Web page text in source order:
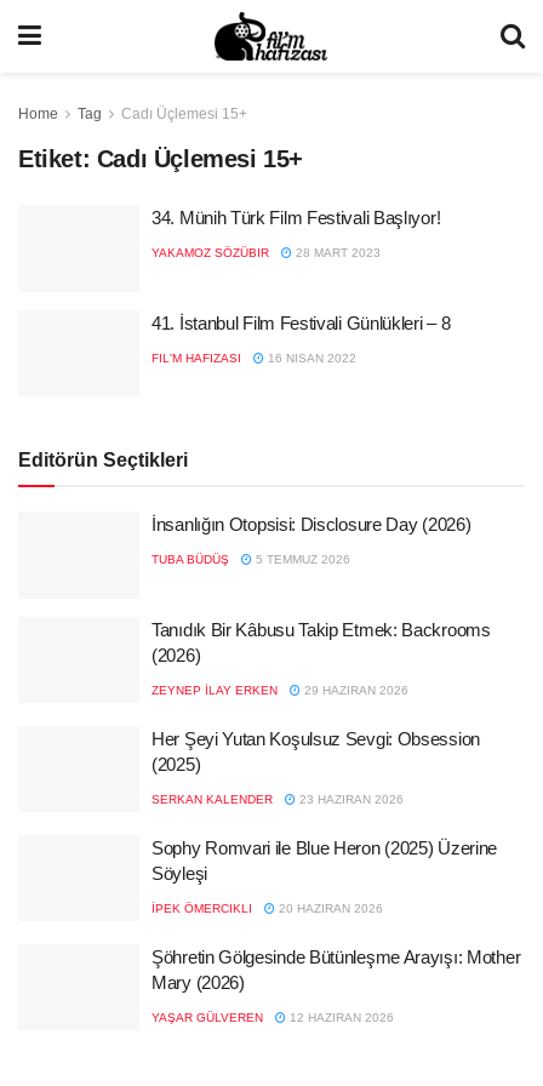
Home Tag Cadı Üçlemesi 15+
Etiket: Cadı Üçlemesi 15+
34. Münih Türk Film Festivali Başlıyor!
YAKAMOZ SÖZÜBIR 28 MART 2023
41. İstanbul Film Festivali Günlükleri – 8
FIL'M HAFIZASI 16 NISAN 2022
Editörün Seçtikleri
İnsanlığın Otopsisi: Disclosure Day (2026)
TUBA BÜDÜŞ 5 TEMMUZ 2026
Tanıdık Bir Kâbusu Takip Etmek: Backrooms
(2026)
ZEYNEP İLAY ERKEN 29 HAZIRAN 2026
Her Şeyi Yutan Koşulsuz Sevgi: Obsession
(2025)
SERKAN KALENDER 23 HAZIRAN 2026
Sophy Romvari ile Blue Heron (2025) Üzerine
Söyleşi
İPEK ÖMERCIKLI 20 HAZIRAN 2026
Şöhretin Gölgesinde Bütünleşme Arayışı: Mother
Mary (2026)
YAŞAR GÜLVEREN 12 HAZIRAN 2026